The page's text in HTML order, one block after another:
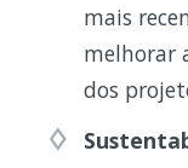
mais
melhorar
dos